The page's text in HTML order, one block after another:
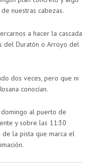
nuestras cabezas.
a hacer la cascada
del Duratón o Arroyo del
dos veces, pero que ni
conocían.
domingo al puerto de
y sobre las 11:30
de la pista que marca el